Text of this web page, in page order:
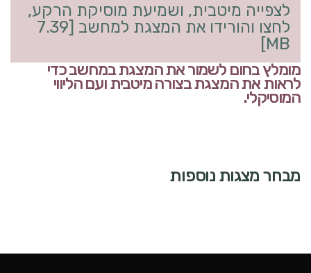
לצפייה מיטבית, ושמיעת מוסיקת הרקע,
לחצו והורידו את המצגת למחשב [7.39
MB]
מומלץ בחום לשמור את המצגת במחשב כדי
לראות את המצגת בצורה מיטבית ועם הליווי
המוסיקלי.
מבחר מצגות נוספות